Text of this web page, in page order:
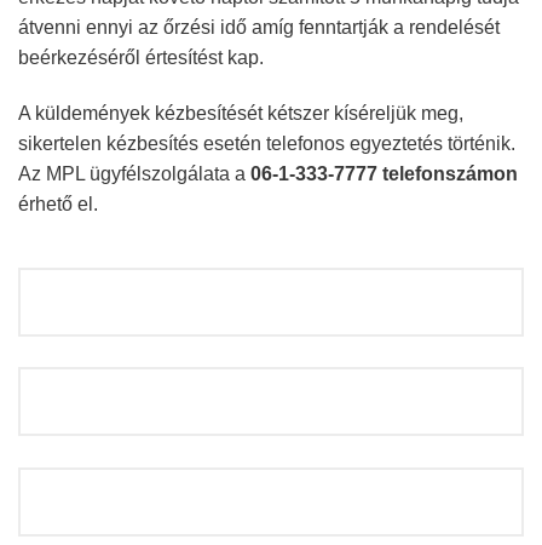
átvenni ennyi az őrzési idő amíg fenntartják a rendelését
beérkezéséről értesítést kap.
A küldemények kézbesítését kétszer kíséreljük meg,
sikertelen kézbesítés esetén telefonos egyeztetés történik.
Az MPL ügyfélszolgálata a 06-1-333-7777 telefonszámon
érhető el.